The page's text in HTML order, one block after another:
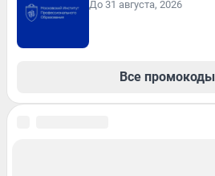
До 31 августа, 2026
Все промокоды